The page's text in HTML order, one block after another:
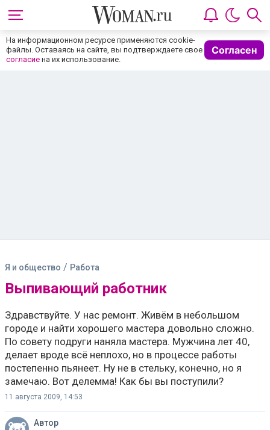
На информационном ресурсе применяются cookie-
файлы. Оставаясь на сайте, вы подтверждаете свое
согласие на их использование.
Согласен
Я и общество / Работа
Выпивающий работник
Здравствуйте. У нас ремонт. Живём в небольшом
городе и найти хорошего мастера довольно сложно.
По совету подруги наняла мастера. Мужчина лет 40,
делает вроде всё неплохо, но в процессе работы
постепенно пьянеет. Ну не в стельку, конечно, но я
замечаю. Вот делемма! Как бы вы поступили?
11 августа 2009, 14:53
Автор